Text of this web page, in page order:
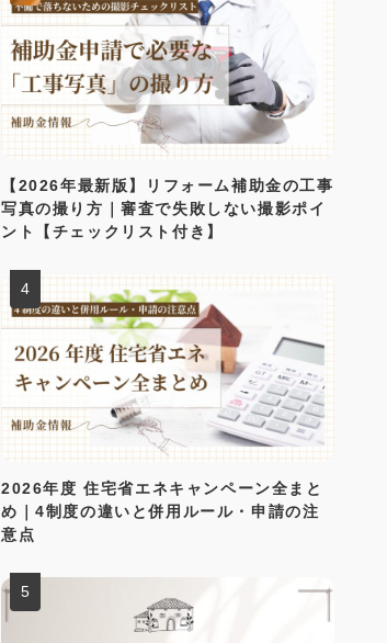
【2026年最新版】リフォーム補助金の工事
写真の撮り方｜審査で失敗しない撮影ポイ
ント【チェックリスト付き】
2026年度 住宅省エネキャンペーン全まと
め｜4制度の違いと併用ルール・申請の注
意点